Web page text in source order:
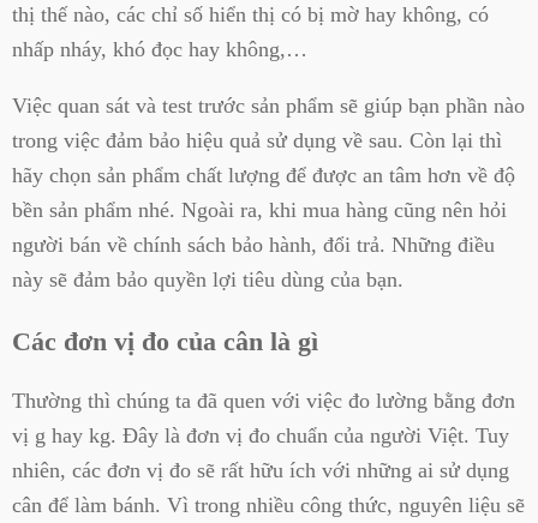
thị thế nào, các chỉ số hiển thị có bị mờ hay không, có
nhấp nháy, khó đọc hay không,…
Việc quan sát và test trước sản phẩm sẽ giúp bạn phần nào
trong việc đảm bảo hiệu quả sử dụng về sau. Còn lại thì
hãy chọn sản phẩm chất lượng để được an tâm hơn về độ
bền sản phẩm nhé. Ngoài ra, khi mua hàng cũng nên hỏi
người bán về chính sách bảo hành, đổi trả. Những điều
này sẽ đảm bảo quyền lợi tiêu dùng của bạn.
Các đơn vị đo của cân là gì
Thường thì chúng ta đã quen với việc đo lường bằng đơn
vị g hay kg. Đây là đơn vị đo chuẩn của người Việt. Tuy
nhiên, các đơn vị đo sẽ rất hữu ích với những ai sử dụng
cân để làm bánh. Vì trong nhiều công thức, nguyên liệu sẽ